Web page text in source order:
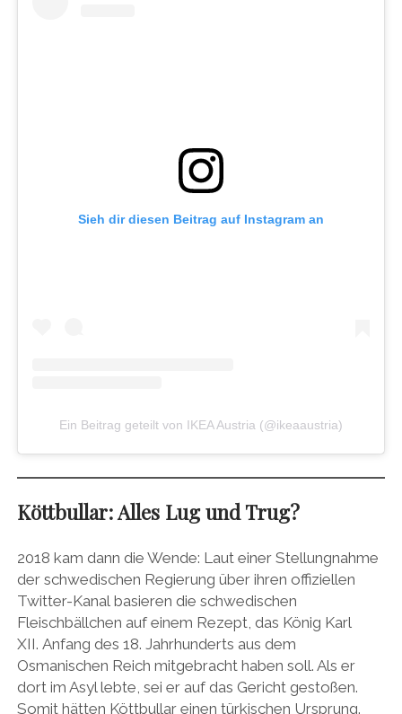
Sieh dir diesen Beitrag auf Instagram an
Ein Beitrag geteilt von IKEA Austria (@ikeaaustria)
Köttbullar: Alles Lug und Trug?
2018 kam dann die Wende: Laut einer Stellungnahme
der schwedischen Regierung über ihren offiziellen
Twitter-Kanal basieren die schwedischen
Fleischbällchen auf einem Rezept, das König Karl
XII. Anfang des 18. Jahrhunderts aus dem
Osmanischen Reich mitgebracht haben soll. Als er
dort im Asyl lebte, sei er auf das Gericht gestoßen.
Somit hätten Köttbullar einen türkischen Ursprung.